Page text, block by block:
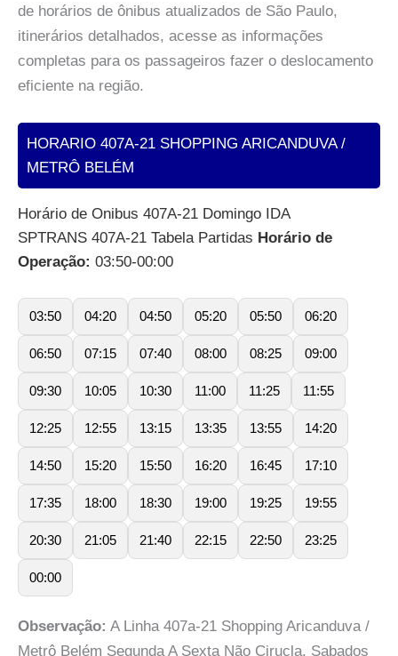
de horários de ônibus atualizados de São Paulo,
itinerários detalhados, acesse as informações
completas para os passageiros fazer o deslocamento
eficiente na região.
HORARIO 407A-21 SHOPPING ARICANDUVA /
METRÔ BELÉM
Horário de Onibus 407A-21 Domingo IDA
SPTRANS 407A-21 Tabela Partidas Horário de
Operação: 03:50-00:00
03:50 04:20 04:50 05:20 05:50 06:20
06:50 07:15 07:40 08:00 08:25 09:00
09:30 10:05 10:30 11:00 11:25 11:55
12:25 12:55 13:15 13:35 13:55 14:20
14:50 15:20 15:50 16:20 16:45 17:10
17:35 18:00 18:30 19:00 19:25 19:55
20:30 21:05 21:40 22:15 22:50 23:25
00:00
Observação: A Linha 407a-21 Shopping Aricanduva /
Metrô Belém Segunda A Sexta Não Cirucla. Sabados